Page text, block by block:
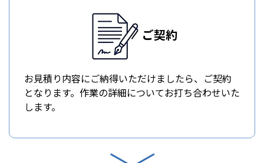
ご契約
お見積り内容にご納得いただけましたら、ご契約
となります。作業の詳細についてお打ち合わせいた
します。